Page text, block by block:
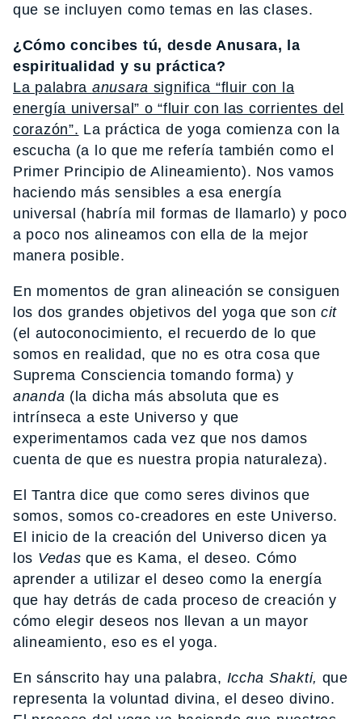
que se incluyen como temas en las clases.
¿Cómo concibes tú, desde Anusara, la
espiritualidad y su práctica?
La palabra anusara significa “fluir con la
energía universal” o “fluir con las corrientes del
corazón”. La práctica de yoga comienza con la
escucha (a lo que me refería también como el
Primer Principio de Alineamiento). Nos vamos
haciendo más sensibles a esa energía
universal (habría mil formas de llamarlo) y poco
a poco nos alineamos con ella de la mejor
manera posible.
En momentos de gran alineación se consiguen
los dos grandes objetivos del yoga que son cit
(el autoconocimiento, el recuerdo de lo que
somos en realidad, que no es otra cosa que
Suprema Consciencia tomando forma) y
ananda (la dicha más absoluta que es
intrínseca a este Universo y que
experimentamos cada vez que nos damos
cuenta de que es nuestra propia naturaleza).
El Tantra dice que como seres divinos que
somos, somos co-creadores en este Universo.
El inicio de la creación del Universo dicen ya
los Vedas que es Kama, el deseo. Cómo
aprender a utilizar el deseo como la energía
que hay detrás de cada proceso de creación y
cómo elegir deseos nos llevan a un mayor
alineamiento, eso es el yoga.
En sánscrito hay una palabra, Iccha Shakti, que
representa la voluntad divina, el deseo divino.